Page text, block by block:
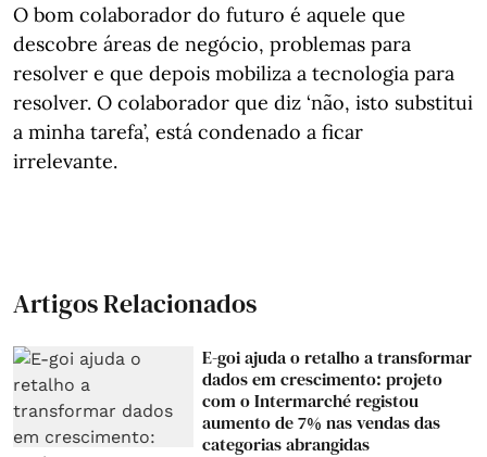
O bom colaborador do futuro é aquele que
descobre áreas de negócio, problemas para
resolver e que depois mobiliza a tecnologia para
resolver. O colaborador que diz ‘não, isto substitui
a minha tarefa’, está condenado a ficar
irrelevante.
Artigos Relacionados
E-goi ajuda o retalho a transformar
dados em crescimento: projeto
com o Intermarché registou
aumento de 7% nas vendas das
categorias abrangidas